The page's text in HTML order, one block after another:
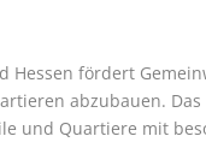
Hessen fördert
abzubauen.
und Quartiere mit